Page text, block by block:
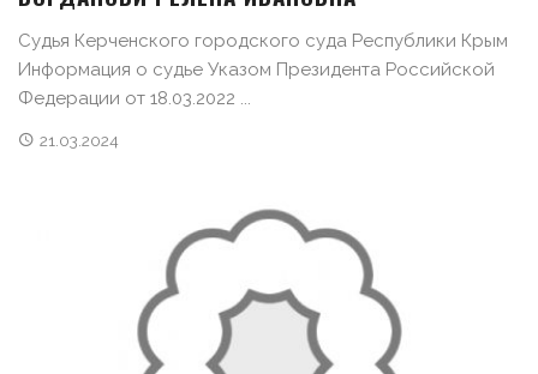
Судья Керченского городского суда Республики Крым
Информация о судье Указом Президента Российской
Федерации от 18.03.2022 ...
21.03.2024